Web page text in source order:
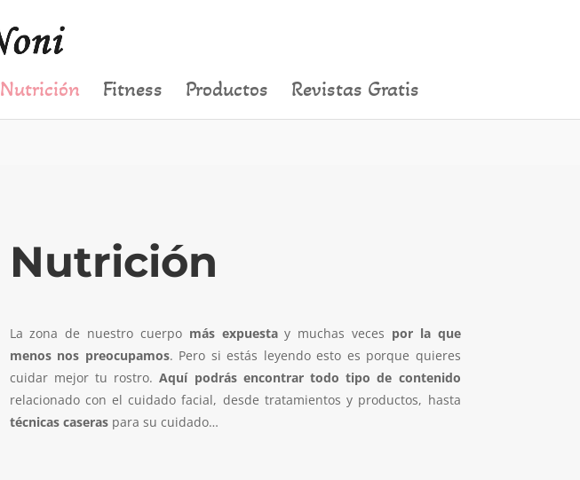
Nutrición Fitness Productos Revistas Gratis
Nutrición
La zona de nuestro cuerpo más expuestay muchas veces por la que
menos nos preocupamos. Pero si estás leyendo esto es porque quieres
cuidar mejor tu rostro.Aquí podrás encontrar todo tipo de contenido
relacionado con el cuidado facial, desde tratamientos y productos, hasta
técnicas caseraspara su cuidado…